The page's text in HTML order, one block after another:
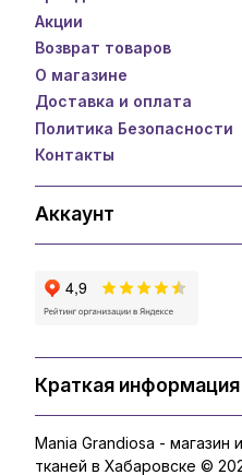
Акции
Возврат товаров
О магазине
Доставка и оплата
Политика Безопасности
Контакты
Аккаунт
Краткая информация
Mania Grandiosa - магазин
тканей в Хабаровске ©